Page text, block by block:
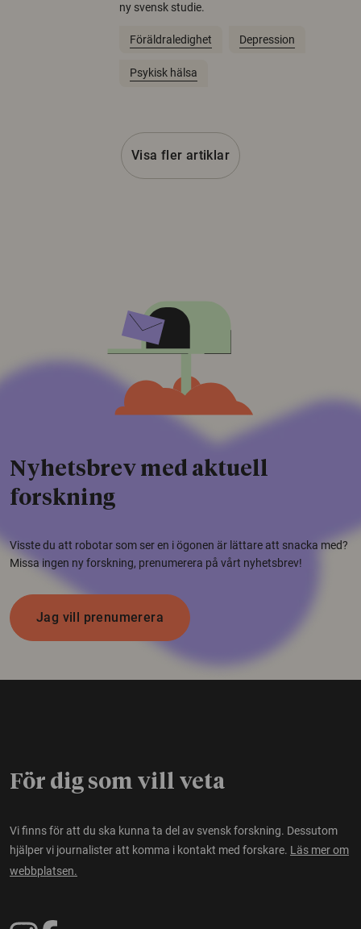
ny svensk studie.
Föräldraledighet Depression
Psykisk hälsa
Visa fler artiklar
Nyhetsbrev med aktuell
forskning
Visste du att robotar som ser en i ögonen är lättare att snacka med?
Missa ingen ny forskning, prenumerera på vårt nyhetsbrev!
Jag vill prenumerera
För dig som vill veta
Vi finns för att du ska kunna ta del av svensk forskning. Dessutom
hjälper vi journalister att komma i kontakt med forskare. Läs mer om
webbplatsen.